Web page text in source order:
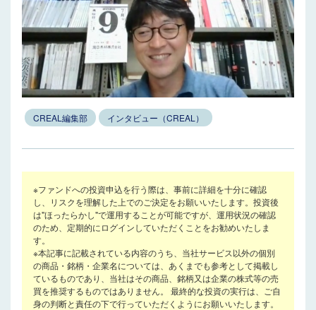
CREAL編集部 インタビュー（CREAL）
※ファンドへの投資申込を行う際は、事前に詳細を十分に確認
し、リスクを理解した上でのご決定をお願いいたします。投資後
は"ほったらかし"で運用することが可能ですが、運用状況の確認
のため、定期的にログインしていただくことをお勧めいたしま
す。
※本記事に記載されている内容のうち、当社サービス以外の個別
の商品・銘柄・企業名については、あくまでも参考として掲載し
ているものであり、当社はその商品、銘柄又は企業の株式等の売
買を推奨するものではありません。 最終的な投資の実行は、ご自
身の判断と責任の下で行っていただくようにお願いいたします。